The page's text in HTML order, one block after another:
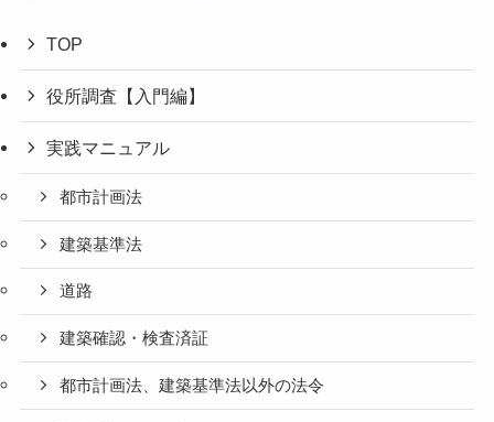
TOP
役所調査【入門編】
実践マニュアル
都市計画法
建築基準法
道路
建築確認・検査済証
都市計画法、建築基準法以外の法令